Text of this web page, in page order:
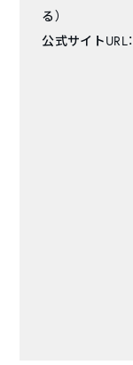
る）
公式サイトURL：